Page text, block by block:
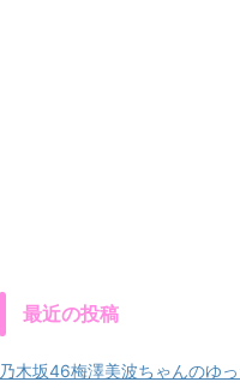
最近の投稿
乃木坂46梅澤美波ちゃんのゆ